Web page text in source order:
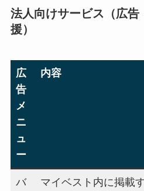
法人向けサービス（広告
援）
広
告
メ
ニ
ュ
ー
内容
バ
マイベスト内に掲載